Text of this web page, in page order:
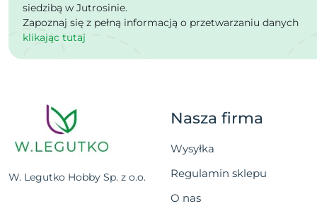
siedzibą w Jutrosinie.
Zapoznaj się z pełną informacją o przetwarzaniu danych
klikając tutaj
W. Legutko Hobby Sp. z o.o.
Nasza firma
Wysyłka
Regulamin sklepu
O nas